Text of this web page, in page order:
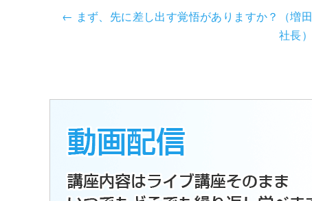
← まず、先に差し出す覚悟がありますか？（増田
社長）